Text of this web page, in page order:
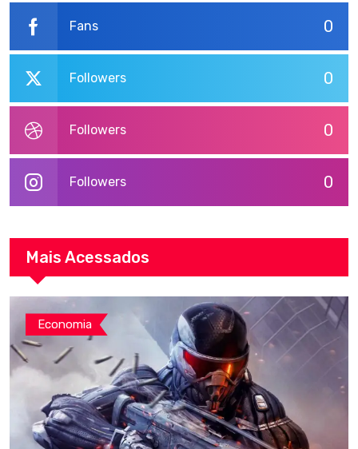
0
Fans
0
Followers
0
Followers
0
Followers
Mais Acessados
Economia